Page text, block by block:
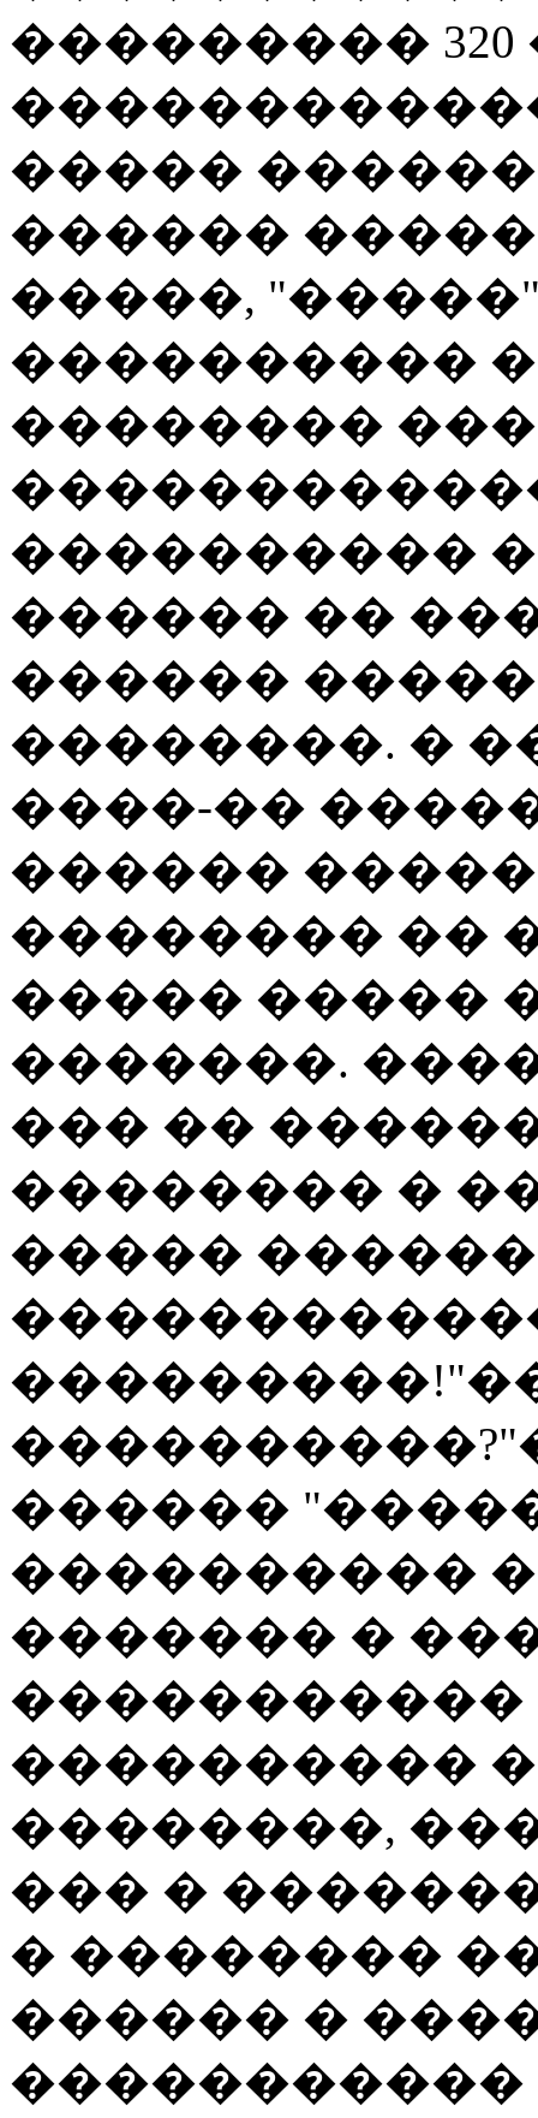
���������
�����
������
�����,
����������
�������� ���
����������
������ ��
������
��������. �
����-��
������
�������� ��
����� �����
�������.
��� ��
�������� �
�����
������
����������
������� �
�����������
����������
��������,
��� �
� ��������
������ �
�����������